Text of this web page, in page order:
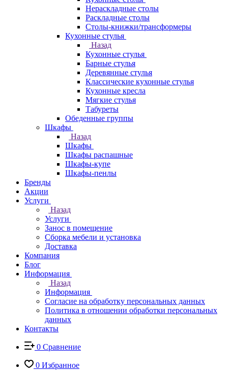
Нераскладные столы
Раскладные столы
Столы-книжки/трансформеры
Кухонные стулья
Назад
Кухонные стулья
Барные стулья
Деревянные стулья
Классические кухонные стулья
Кухонные кресла
Мягкие стулья
Табуреты
Обеденные группы
Шкафы
Назад
Шкафы
Шкафы распашные
Шкафы-купе
Шкафы-пенлы
Бренды
Акции
Услуги
Назад
Услуги
Занос в помещение
Сборка мебели и установка
Доставка
Компания
Блог
Информация
Назад
Информация
Согласие на обработку персональных данных
Политика в отношении обработки персональных
данных
Контакты
0 Сравнение
0 Избранное